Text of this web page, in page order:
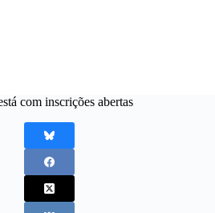
com inscrições abertas